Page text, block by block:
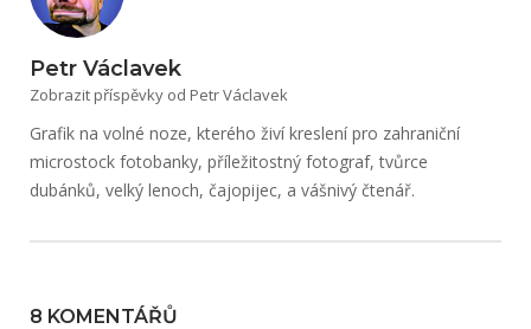
Petr Václavek
Zobrazit příspěvky od Petr Václavek
Grafik na volné noze, kterého živí kreslení pro zahraniční
microstock fotobanky, příležitostný fotograf, tvůrce
dubánků, velký lenoch, čajopijec, a vášnivý čtenář.
8 KOMENTÁŘŮ